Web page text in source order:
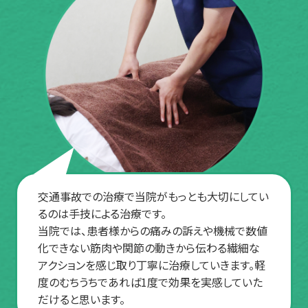
交通事故での治療で当院がもっとも大切にしてい
るのは手技による治療です。
当院では、患者様からの痛みの訴えや機械で数値
化できない筋肉や関節の動きから伝わる繊細な
アクションを感じ取り丁寧に治療していきます。軽
度のむちうちであれば1度で効果を実感していた
だけると思います。